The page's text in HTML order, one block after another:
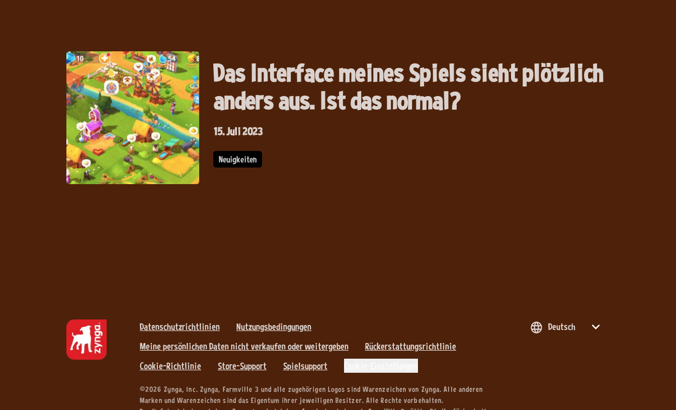
Das Interface meines Spiels sieht plötzlich
anders aus. Ist das normal?
15. Juli 2023
Neuigkeiten
Datenschutzrichtlinien
Nutzungsbedingungen
Meine persönlichen Daten nicht verkaufen oder weitergeben
Rückerstattungsrichtlinie
Cookie-Richtlinie
Store-Support Spielsupport
©2026 Zynga, Inc. Zynga, Farmville 3 und alle zugehörigen Logos sind Warenzeichen von Zynga. Alle anderen
Marken und Warenzeichen sind das Eigentum ihrer jeweiligen Besitzer. Alle Rechte vorbehalten.
Deutsch